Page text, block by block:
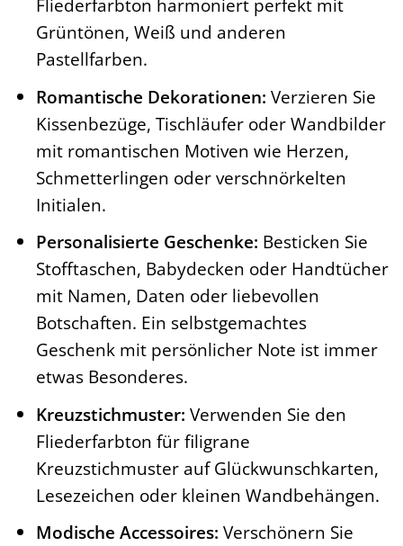
Fliederfarbton harmoniert perfekt mit
Grüntönen, Weiß und anderen
Pastellfarben.
Romantische Dekorationen: Verzieren Sie
Kissenbezüge, Tischläufer oder Wandbilder
mit romantischen Motiven wie Herzen,
Schmetterlingen oder verschnörkelten
Initialen.
Personalisierte Geschenke: Besticken Sie
Stofftaschen, Babydecken oder Handtücher
mit Namen, Daten oder liebevollen
Botschaften. Ein selbstgemachtes
Geschenk mit persönlicher Note ist immer
etwas Besonderes.
Kreuzstichmuster: Verwenden Sie den
Fliederfarbton für filigrane
Kreuzstichmuster auf Glückwunschkarten,
Lesezeichen oder kleinen Wandbehängen.
Modische Accessoires: Verschönern Sie